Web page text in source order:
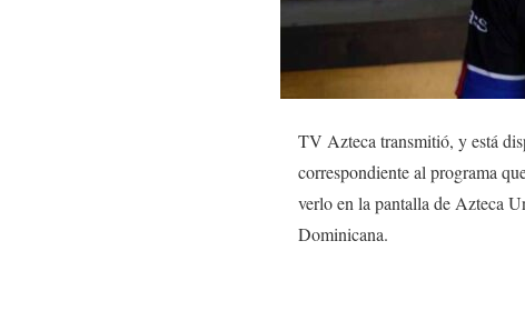
TV Azteca transmitió, y está
correspondiente al programa
verlo en la pantalla de Azteca
Dominicana.